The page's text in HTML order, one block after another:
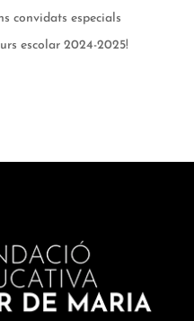
convidats especials
escolar 2024-2025!